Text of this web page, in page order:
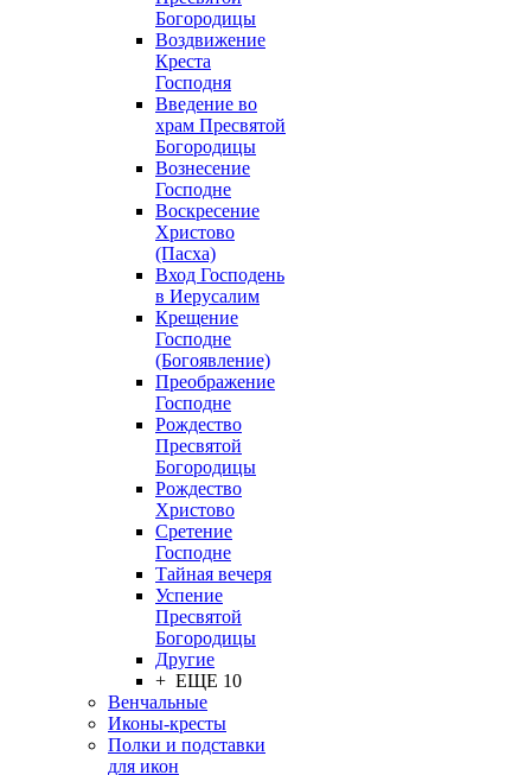
Богородицы
Воздвижение
Креста
Господня
Введение во
храм Пресвятой
Богородицы
Вознесение
Господне
Воскресение
Христово
(Пасха)
Вход Господень
в Иерусалим
Крещение
Господне
(Богоявление)
Преображение
Господне
Рождество
Пресвятой
Богородицы
Рождество
Христово
Сретение
Господне
Тайная вечеря
Успение
Пресвятой
Богородицы
Другие
+ ЕЩЕ 10
Венчальные
Иконы-кресты
Полки и подставки
для икон